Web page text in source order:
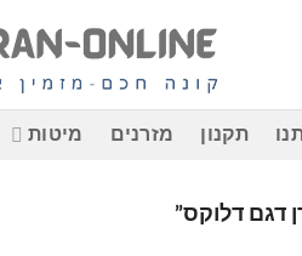
תקנון מזרנים מיטות
דגם דלוקס”